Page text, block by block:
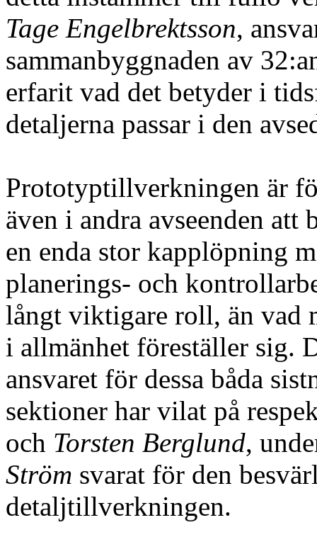
Tage Engelbrektsson,
sammanbyggnaden av
erfarit vad det betyder i
detaljerna passar i den
Prototyptillverkningen är
även i andra avseenden att
en enda stor kapplöpning
planerings- och
långt viktigare roll, än vad
i allmänhet föreställer sig.
ansvaret för dessa båda
sektioner har vilat på
och Torsten Berglund,
Ström svarat för den
detaljtillverkningen.